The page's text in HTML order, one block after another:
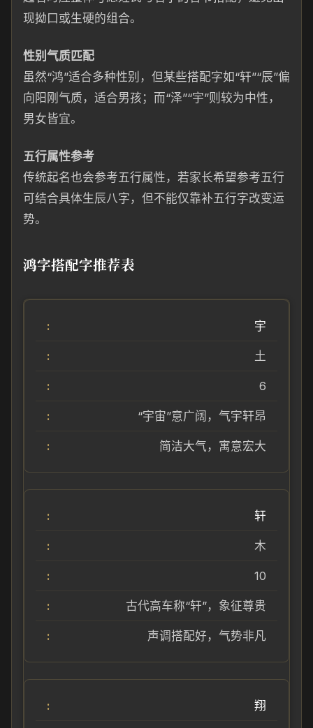
现拗口或生硬的组合。
性别气质匹配
虽然“鸿”适合多种性别，但某些搭配字如“轩”“辰”偏
向阳刚气质，适合男孩；而“泽”“宇”则较为中性，
男女皆宜。
五行属性参考
传统起名也会参考五行属性，若家长希望参考五行
可结合具体生辰八字，但不能仅靠补五行字改变运
势。
鸿字搭配字推荐表
宇
土
6
“宇宙”意广阔，气宇轩昂
简洁大气，寓意宏大
轩
木
10
古代高车称“轩”，象征尊贵
声调搭配好，气势非凡
翔